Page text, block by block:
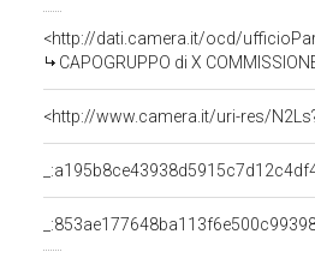
<http://dati.camera.it/ocd/
CAPOGRUPPO di X COMMISSIONE
<http://www.camera.it/uri-res/